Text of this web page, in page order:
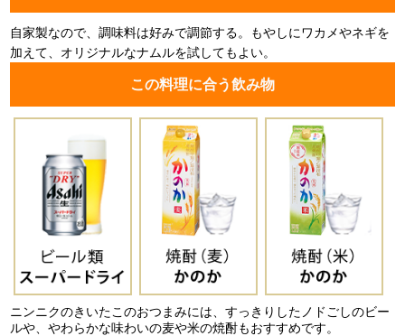
自家製なので、調味料は好みで調節する。もやしにワカメやネギを
加えて、オリジナルなナムルを試してもよい。
この料理に合う飲み物
ニンニクのきいたこのおつまみには、すっきりしたノドごしのビー
ルや、やわらかな味わいの麦や米の焼酎もおすすめです。